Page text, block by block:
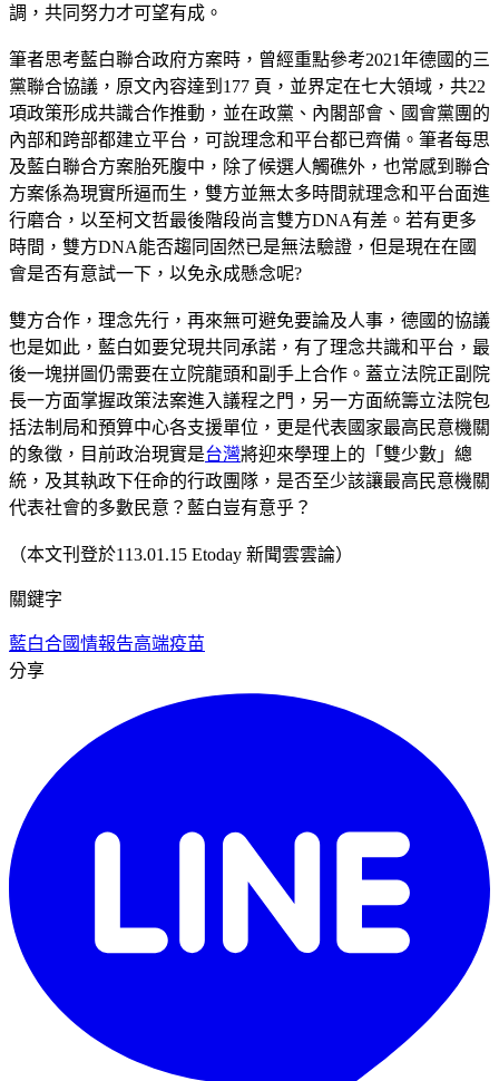
調，共同努力才可望有成。
筆者思考藍白聯合政府方案時，曾經重點參考2021年德國的三
黨聯合協議，原文內容達到177 頁，並界定在七大領域，共22
項政策形成共識合作推動，並在政黨、內閣部會、國會黨團的
內部和跨部都建立平台，可說理念和平台都已齊備。筆者每思
及藍白聯合方案胎死腹中，除了候選人觸礁外，也常感到聯合
方案係為現實所逼而生，雙方並無太多時間就理念和平台面進
行磨合，以至柯文哲最後階段尚言雙方DNA有差。若有更多
時間，雙方DNA能否趨同固然已是無法驗證，但是現在在國
會是否有意試一下，以免永成懸念呢?
雙方合作，理念先行，再來無可避免要論及人事，德國的協議
也是如此，藍白如要兌現共同承諾，有了理念共識和平台，最
後一塊拼圖仍需要在立院龍頭和副手上合作。蓋立法院正副院
長一方面掌握政策法案進入議程之門，另一方面統籌立法院包
括法制局和預算中心各支援單位，更是代表國家最高⺠意機關
的象徵，目前政治現實是台灣將迎來學理上的「雙少數」總
統，及其執政下任命的行政團隊，是否至少該讓最高民意機關
代表社會的多數民意？藍白豈有意乎？
（本文刊登於113.01.15 Etoday 新聞雲雲論）
關鍵字
藍白合國情報告高端疫苗
分享